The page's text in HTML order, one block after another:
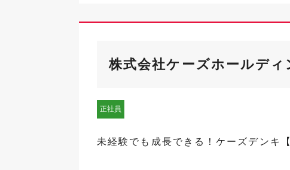
株式会社ケーズホールディ
正社員
未経験でも成長できる！ケーズデンキ